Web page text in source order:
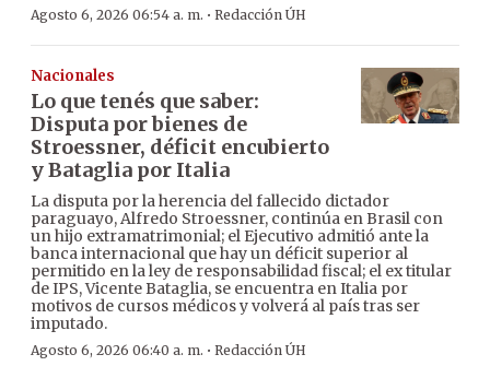
Agosto 6, 2026 06:54 a. m. · Redacción ÚH
Nacionales
Lo que tenés que saber:
Disputa por bienes de
Stroessner, déficit encubierto
y Bataglia por Italia
La disputa por la herencia del fallecido dictador
paraguayo, Alfredo Stroessner, continúa en Brasil con
un hijo extramatrimonial; el Ejecutivo admitió ante la
banca internacional que hay un déficit superior al
permitido en la ley de responsabilidad fiscal; el ex titular
de IPS, Vicente Bataglia, se encuentra en Italia por
motivos de cursos médicos y volverá al país tras ser
imputado.
Agosto 6, 2026 06:40 a. m. · Redacción ÚH